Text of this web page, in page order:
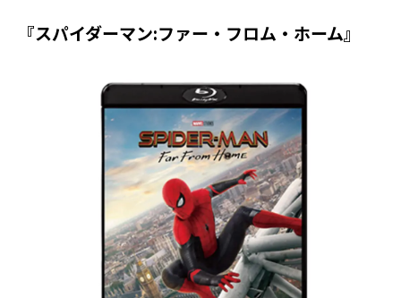
FORTUNE
ミスセブンティーンニュース
MAGAZINE
バックナンバー
INFORMATION
Seventeenについて
Follow us
『スパイダーマン:ファー・フロム・ホーム』